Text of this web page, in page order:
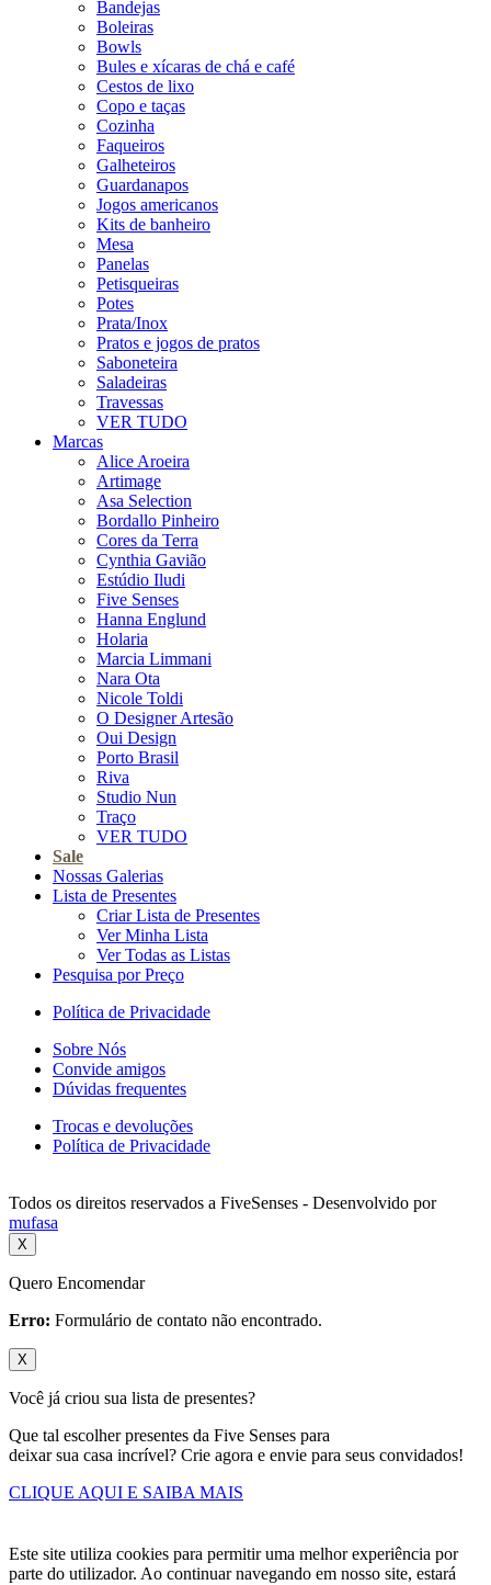
Bandejas
Boleiras
Bowls
Bules e xícaras de chá e café
Cestos de lixo
Copo e taças
Cozinha
Faqueiros
Galheteiros
Guardanapos
Jogos americanos
Kits de banheiro
Mesa
Panelas
Petisqueiras
Potes
Prata/Inox
Pratos e jogos de pratos
Saboneteira
Saladeiras
Travessas
VER TUDO
Marcas
Alice Aroeira
Artimage
Asa Selection
Bordallo Pinheiro
Cores da Terra
Cynthia Gavião
Estúdio Iludi
Five Senses
Hanna Englund
Holaria
Marcia Limmani
Nara Ota
Nicole Toldi
O Designer Artesão
Oui Design
Porto Brasil
Riva
Studio Nun
Traço
VER TUDO
Sale
Nossas Galerias
Lista de Presentes
Criar Lista de Presentes
Ver Minha Lista
Ver Todas as Listas
Pesquisa por Preço
Política de Privacidade
Sobre Nós
Convide amigos
Dúvidas frequentes
Trocas e devoluções
Política de Privacidade
Todos os direitos reservados a FiveSenses - Desenvolvido por
mufasa
X
Quero Encomendar
Erro: Formulário de contato não encontrado.
X
Você já criou sua lista de presentes?
Que tal escolher presentes da Five Senses para
deixar sua casa incrível? Crie agora e envie para seus convidados!
CLIQUE AQUI E SAIBA MAIS
Este site utiliza cookies para permitir uma melhor experiência por
parte do utilizador. Ao continuar navegando em nosso site, estará